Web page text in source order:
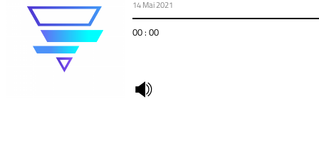
14 Mai 2021
00 : 00